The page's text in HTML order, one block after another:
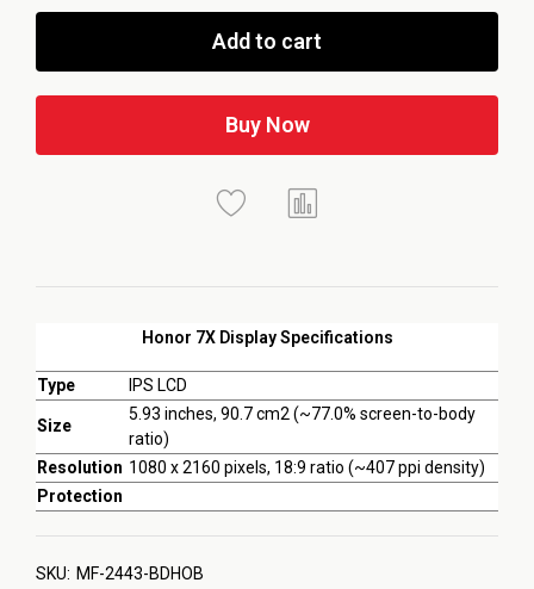
Honor 7X Display Specifications
Type IPS LCD
Size
5.93 inches, 90.7 cm2 (~77.0% screen-to-body
ratio)
Resolution 1080 x 2160 pixels, 18:9 ratio (~407 ppi density)
Protection
Add to cart
Buy Now
SKU: MF-2443-BDHOB